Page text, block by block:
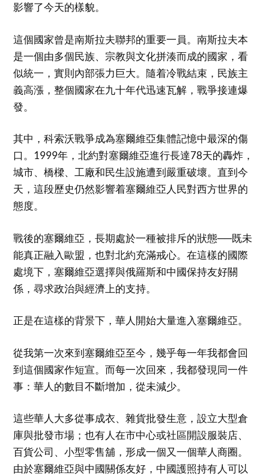
影響了今天的樣貌。
這個國家曾是南斯拉夫聯邦的重要一員。南斯拉夫本
是一個由多個民族、宗教與文化拼湊而成的國家，看
似統一，實則內部張力巨大。隨着冷戰結束，民族主
義高漲，整個國家在九十年代迅速瓦解，戰爭接連爆
發。
其中，科索沃戰爭成為塞爾維亞集體記憶中最深的傷
口。1999年，北約對塞爾維亞進行長達78天的轟炸，
城市、橋樑、工廠和民生設施遭到嚴重破壞。直到今
天，這段歷史仍然影響着塞爾維亞人民對西方世界的
態度。
戰後的塞爾維亞，長期處於一種被排斥的狀態──既未
能真正融入歐盟，也對北約充滿戒心。在這樣的國際
處境下，塞爾維亞選擇與俄羅斯和中國保持友好關
係，尋求政治與經濟上的支持。
正是在這樣的背景下，華人開始大量進入塞爾維亞。
從我第一次來到塞爾維亞至今，幾乎每一年我都會回
到這個國家作短宣。而每一次回來，我都發現同一件
事：華人的數目不斷增加，從未減少。
這些華人大多從事成衣、雜貨批發生意，設立大型倉
庫與批發市場；也有人在市中心或社區開設服裝店、
百貨公司、小型零售舖，形成一個又一個華人商圈。
由於塞爾維亞與中國關係友好，中國護照持有人可以